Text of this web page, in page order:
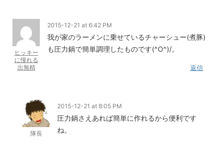
ヒッキー
に憧れる
出無精
2015-12-21 at 6:42 PM
我が家のラーメンに乗せているチャーシュー(煮豚)
も圧力鍋で簡単調理したものです(^O^)/。
返信
隊長
2015-12-21 at 8:05 PM
圧力鍋さえあれば簡単に作れるから便利です
ね。